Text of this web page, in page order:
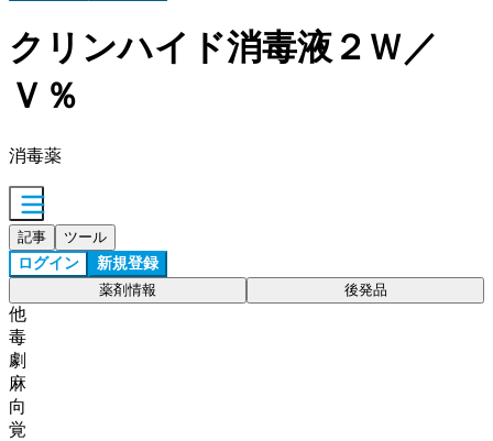
クリンハイド消毒液２Ｗ／
Ｖ％
消毒薬
記事 ツール
ログイン 新規登録
薬剤情報 後発品
他
毒
劇
麻
向
覚